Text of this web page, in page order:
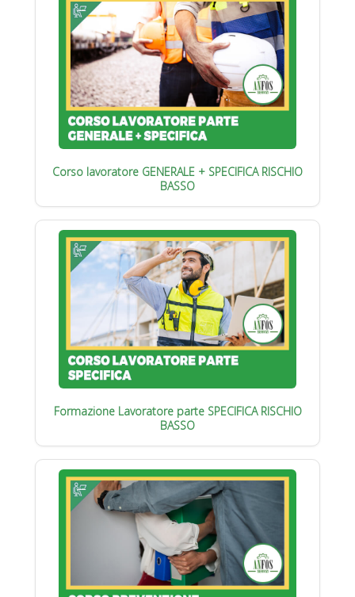
Corso lavoratore GENERALE + SPECIFICA RISCHIO
BASSO
Formazione Lavoratore parte SPECIFICA RISCHIO
BASSO